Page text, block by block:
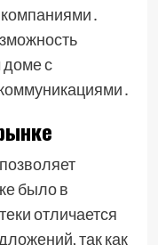
доме с
было в
отличается
так как